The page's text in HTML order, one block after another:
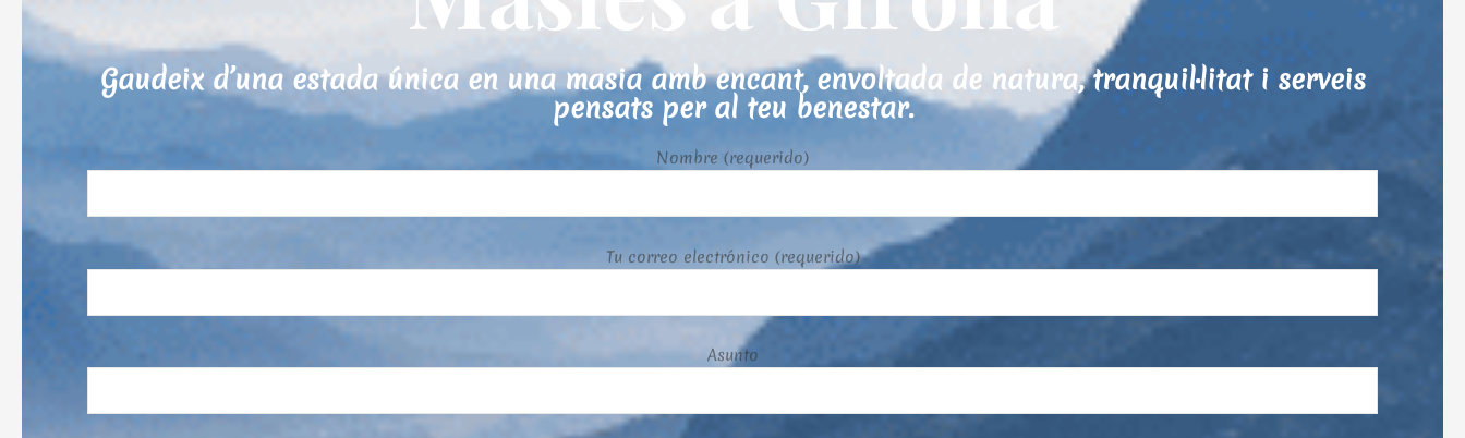
Gaudeix d’una estada única en una masia amb encant, envoltada de natura, tranquil·litat i serveis
pensats per al teu benestar.
Nombre (requerido)
Tu correo electrónico (requerido)
Asunto